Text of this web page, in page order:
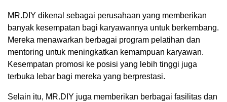
MR.DIY dikenal sebagai perusahaan yang memberikan
banyak kesempatan bagi karyawannya untuk berkembang.
Mereka menawarkan berbagai program pelatihan dan
mentoring untuk meningkatkan kemampuan karyawan.
Kesempatan promosi ke posisi yang lebih tinggi juga
terbuka lebar bagi mereka yang berprestasi.
Selain itu, MR.DIY juga memberikan berbagai fasilitas dan